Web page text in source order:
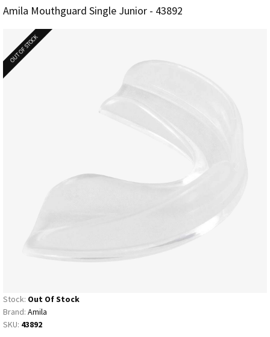
Amila Mouthguard Single Junior - 43892
OUT OF STOCK
Stock: Out Of Stock
Brand: Amila
SKU: 43892